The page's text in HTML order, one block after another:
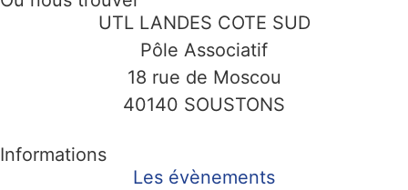
UTL LANDES COTE SUD
Pôle Associatif
18 rue de Moscou
40140 SOUSTONS
Informations
Les évènements